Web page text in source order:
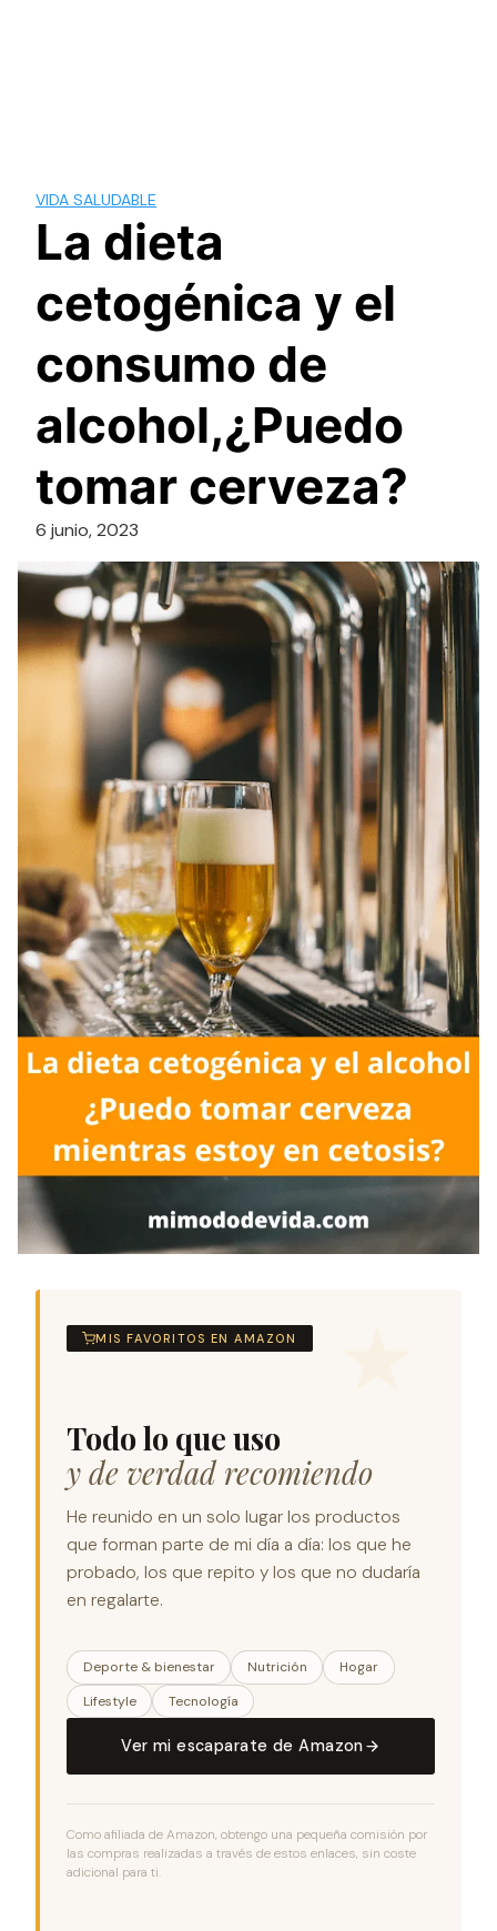
VIDA SALUDABLE
La dieta
cetogénica y el
consumo de
alcohol,¿Puedo
tomar cerveza?
6 junio, 2023
MIS FAVORITOS EN AMAZON
Todo lo que uso
y de verdad recomiendo
He reunido en un solo lugar los productos
que forman parte de mi día a día: los que he
probado, los que repito y los que no dudaría
en regalarte.
Deporte & bienestar Nutrición
Hogar
Lifestyle
Tecnología
Ver mi escaparate de Amazon
Como afiliada de Amazon, obtengo una pequeña comisión por
las compras realizadas a través de estos enlaces, sin coste
adicional para ti.